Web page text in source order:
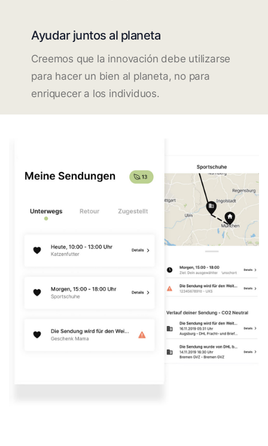
Ayudar juntos al planeta
Creemos que la innovación debe utilizarse
para hacer un bien al planeta, no para
enriquecer a los individuos.